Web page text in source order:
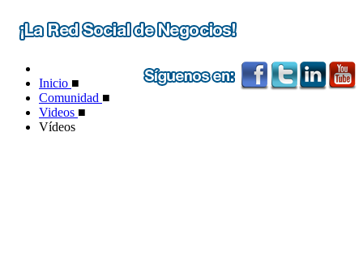
Inicio ■
Comunidad ■
Videos ■
Vídeos